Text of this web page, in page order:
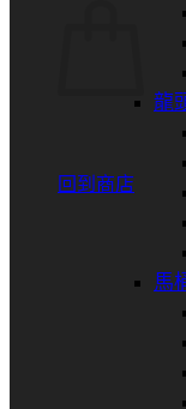
回到商店
龍
馬